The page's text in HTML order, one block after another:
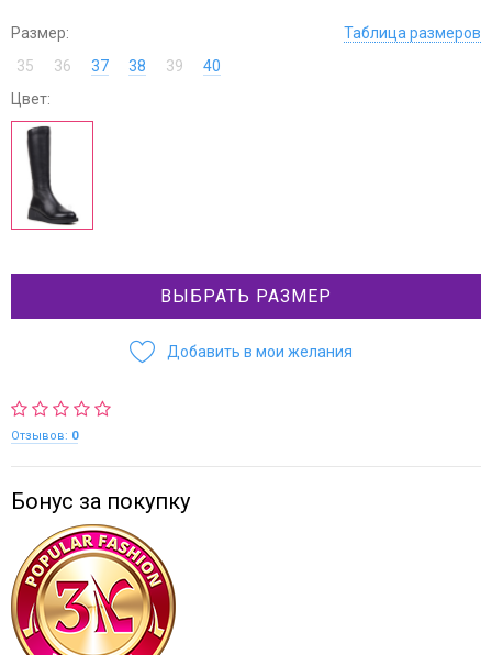
Размер:
Таблица размеров
35
36 37 38 39
40
Цвет:
ВЫБРАТЬ РАЗМЕР
Добавить в мои желания
Отзывов: 0
Бонус за покупку